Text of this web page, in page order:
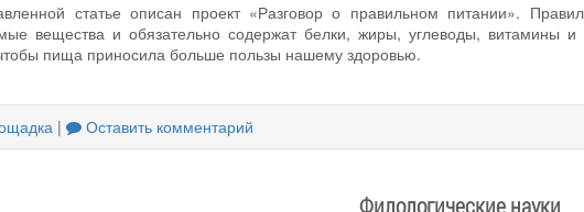
статье описан проект «Разговор о правильном питании».
вещества и обязательно содержат белки, жиры, углеводы, витамины
пища приносила больше пользы нашему здоровью.
| Оставить комментарий
Филологические науки